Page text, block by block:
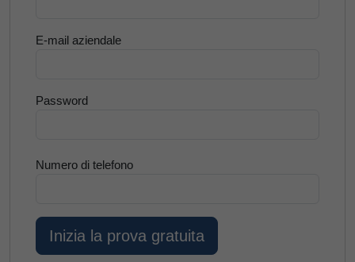
E-mail aziendale
Password
Numero di telefono